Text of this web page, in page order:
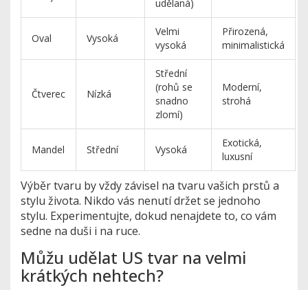
udělaná)
Oval Vysoká
Velmi
vysoká
Přirozená,
minimalistická
Čtverec Nízká
Střední
(rohů se
snadno
zlomí)
Moderní,
strohá
Mandel Střední Vysoká
Exotická,
luxusní
Výběr tvaru by vždy závisel na tvaru vašich prstů a
stylu života. Nikdo vás nenutí držet se jednoho
stylu. Experimentujte, dokud nenajdete to, co vám
sedne na duši i na ruce.
Můžu udělat US tvar na velmi
krátkých nehtech?